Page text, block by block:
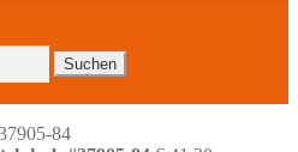
Suchen